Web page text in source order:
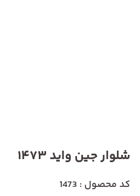
شلوار جین واید 1473
کد محصول : 1473